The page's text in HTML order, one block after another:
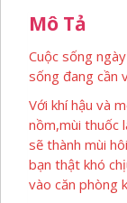
Mô Tả
Cuộc sống
sống đang cần
Với khí hậu và
nồm,mùi thuốc
sẽ thành mùi
bạn thật khó
vào căn phòng